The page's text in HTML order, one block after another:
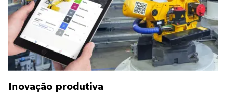
Inovação produtiva